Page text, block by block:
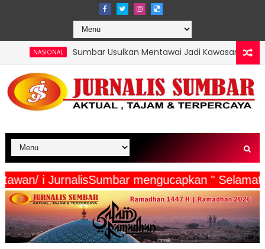
Sumbar Usulkan Mentawai Jadi Kawasan Tambak Udang
Wartawan/ i JurnalisSumbar mengucapkan "